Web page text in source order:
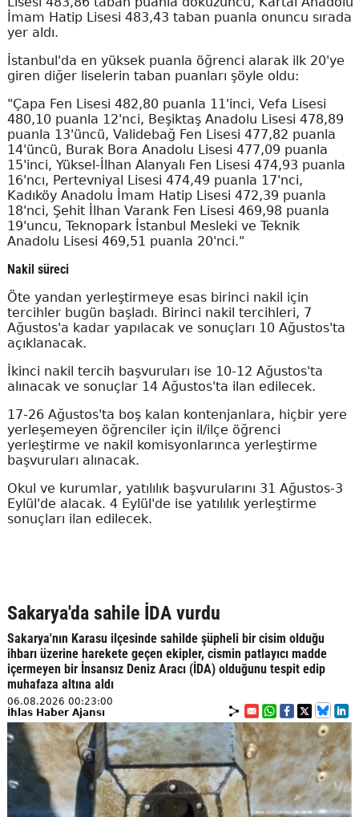
İmam Hatip Lisesi 483,43 taban puanla onuncu sırada
yer aldı.
İstanbul'da en yüksek puanla öğrenci alarak ilk 20'ye
giren diğer liselerin taban puanları şöyle oldu:
"Çapa Fen Lisesi 482,80 puanla 11'inci, Vefa Lisesi
480,10 puanla 12'nci, Beşiktaş Anadolu Lisesi 478,89
puanla 13'üncü, Validebağ Fen Lisesi 477,82 puanla
14'üncü, Burak Bora Anadolu Lisesi 477,09 puanla
15'inci, Yüksel-İlhan Alanyalı Fen Lisesi 474,93 puanla
16'ncı, Pertevniyal Lisesi 474,49 puanla 17'nci,
Kadıköy Anadolu İmam Hatip Lisesi 472,39 puanla
18'nci, Şehit İlhan Varank Fen Lisesi 469,98 puanla
19'uncu, Teknopark İstanbul Mesleki ve Teknik
Anadolu Lisesi 469,51 puanla 20'nci."
Nakil süreci
Öte yandan yerleştirmeye esas birinci nakil için
tercihler bugün başladı. Birinci nakil tercihleri, 7
Ağustos'a kadar yapılacak ve sonuçları 10 Ağustos'ta
açıklanacak.
İkinci nakil tercih başvuruları ise 10-12 Ağustos'ta
alınacak ve sonuçlar 14 Ağustos'ta ilan edilecek.
17-26 Ağustos'ta boş kalan kontenjanlara, hiçbir yere
yerleşemeyen öğrenciler için il/ilçe öğrenci
yerleştirme ve nakil komisyonlarınca yerleştirme
başvuruları alınacak.
Okul ve kurumlar, yatılılık başvurularını 31 Ağustos-3
Eylül'de alacak. 4 Eylül'de ise yatılılık yerleştirme
sonuçları ilan edilecek.
Sakarya'da sahile İDA vurdu
Sakarya'nın Karasu ilçesinde sahilde şüpheli bir cisim olduğu
ihbarı üzerine harekete geçen ekipler, cismin patlayıcı madde
içermeyen bir İnsansız Deniz Aracı (İDA) olduğunu tespit edip
muhafaza altına aldı
06.08.2026 00:23:00
İhlas Haber Ajansı